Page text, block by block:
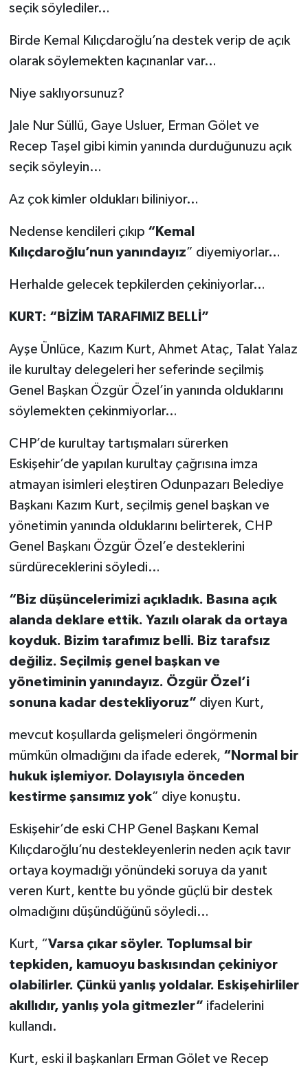
seçik söylediler…
Birde Kemal Kılıçdaroğlu’na destek verip de açık
olarak söylemekten kaçınanlar var…
Niye saklıyorsunuz?
Jale Nur Süllü, Gaye Usluer, Erman Gölet ve
Recep Taşel gibi kimin yanında durduğunuzu açık
seçik söyleyin…
Az çok kimler oldukları biliniyor…
Nedense kendileri çıkıp “Kemal
Kılıçdaroğlu’nun yanındayız” diyemiyorlar…
Herhalde gelecek tepkilerden çekiniyorlar…
KURT: “BİZİM TARAFIMIZ BELLİ”
Ayşe Ünlüce, Kazım Kurt, Ahmet Ataç, Talat Yalaz
ile kurultay delegeleri her seferinde seçilmiş
Genel Başkan Özgür Özel’in yanında olduklarını
söylemekten çekinmiyorlar…
CHP’de kurultay tartışmaları sürerken
Eskişehir’de yapılan kurultay çağrısına imza
atmayan isimleri eleştiren Odunpazarı Belediye
Başkanı Kazım Kurt, seçilmiş genel başkan ve
yönetimin yanında olduklarını belirterek, CHP
Genel Başkanı Özgür Özel’e desteklerini
sürdüreceklerini söyledi…
“Biz düşüncelerimizi açıkladık. Basına açık
alanda deklare ettik. Yazılı olarak da ortaya
koyduk. Bizim tarafımız belli. Biz tarafsız
değiliz. Seçilmiş genel başkan ve
yönetiminin yanındayız. Özgür Özel’i
sonuna kadar destekliyoruz” diyen Kurt,
mevcut koşullarda gelişmeleri öngörmenin
mümkün olmadığını da ifade ederek, “Normal bir
hukuk işlemiyor. Dolayısıyla önceden
kestirme şansımız yok” diye konuştu.
Eskişehir’de eski CHP Genel Başkanı Kemal
Kılıçdaroğlu’nu destekleyenlerin neden açık tavır
ortaya koymadığı yönündeki soruya da yanıt
veren Kurt, kentte bu yönde güçlü bir destek
olmadığını düşündüğünü söyledi…
Kurt, “Varsa çıkar söyler. Toplumsal bir
tepkiden, kamuoyu baskısından çekiniyor
olabilirler. Çünkü yanlış yoldalar. Eskişehirliler
akıllıdır, yanlış yola gitmezler” ifadelerini
kullandı.
Kurt, eski il başkanları Erman Gölet ve Recep